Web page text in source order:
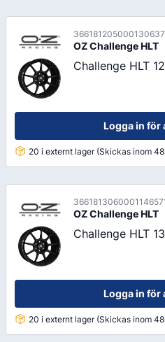
OZChallenge HLT
Challenge HLT
Logga in för
20 i externt lager (Skickas inom
OZChallenge HLT
Challenge HLT
Logga in för
20 i externt lager (Skickas inom